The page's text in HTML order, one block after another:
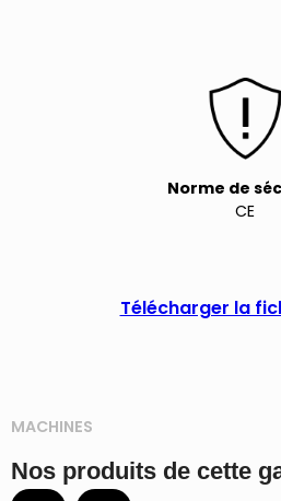
Norme de
CE
Télécharger la
MACHINES
Nos produits de cette